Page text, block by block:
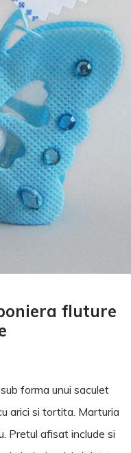
fluture
forma unui saculet
arici si tortita. Marturia
Pretul afisat include si